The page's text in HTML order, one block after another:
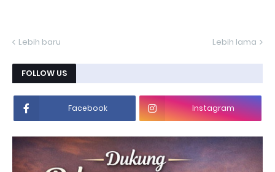
Lebih baru Lebih lama
FOLLOW US
Facebook Instagram